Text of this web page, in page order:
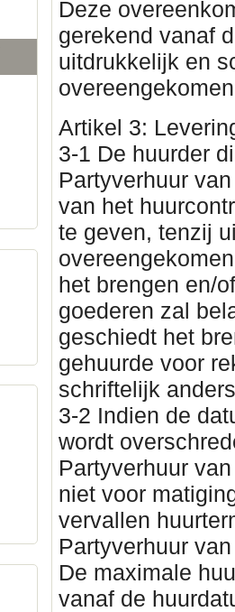
Deze
gerekend vanaf
uitdrukkelijk en
Artikel 3:
3-1 De huurder
Partyverhuur
van het
te geven, tenzij
het brengen en/
goederen zal
geschiedt het
gehuurde voor
schriftelijk
3-2 Indien de
wordt
Partyverhuur
niet voor
vervallen
Partyverhuur
De maximale
vanaf de